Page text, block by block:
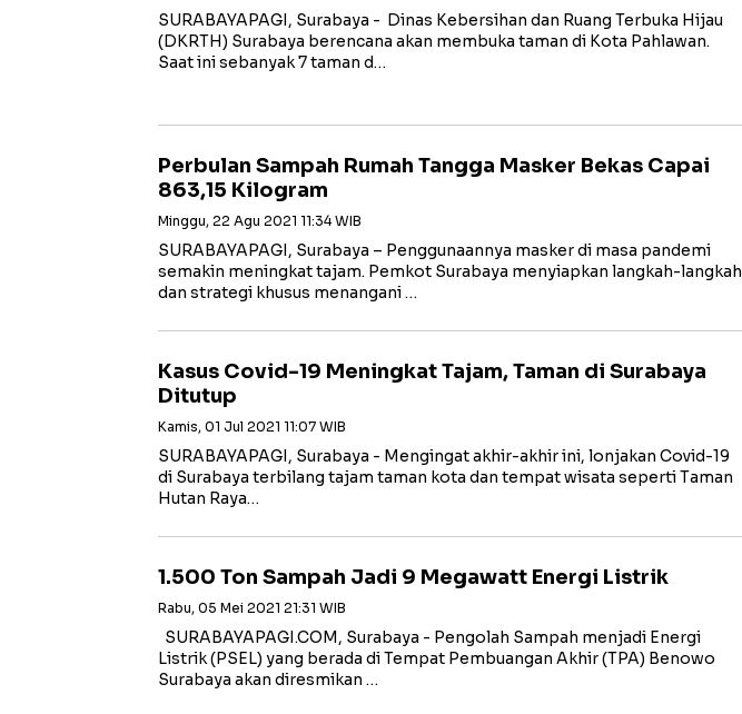
SURABAYAPAGI, Surabaya - Dinas Kebersihan dan Ruang Terbuka Hijau
(DKRTH) Surabaya berencana akan membuka taman di Kota Pahlawan.
Saat ini sebanyak 7 taman d…
Perbulan Sampah Rumah Tangga Masker Bekas Capai
863,15 Kilogram
Minggu, 22 Agu 2021 11:34 WIB
SURABAYAPAGI, Surabaya – Penggunaannya masker di masa pandemi
semakin meningkat tajam. Pemkot Surabaya menyiapkan langkah-langkah
dan strategi khusus menangani …
Kasus Covid-19 Meningkat Tajam, Taman di Surabaya
Ditutup
Kamis, 01 Jul 2021 11:07 WIB
SURABAYAPAGI, Surabaya - Mengingat akhir-akhir ini, lonjakan Covid-19
di Surabaya terbilang tajam taman kota dan tempat wisata seperti Taman
Hutan Raya…
1.500 Ton Sampah Jadi 9 Megawatt Energi Listrik
Rabu, 05 Mei 2021 21:31 WIB
SURABAYAPAGI.COM, Surabaya - Pengolah Sampah menjadi Energi
Listrik (PSEL) yang berada di Tempat Pembuangan Akhir (TPA) Benowo
Surabaya akan diresmikan …